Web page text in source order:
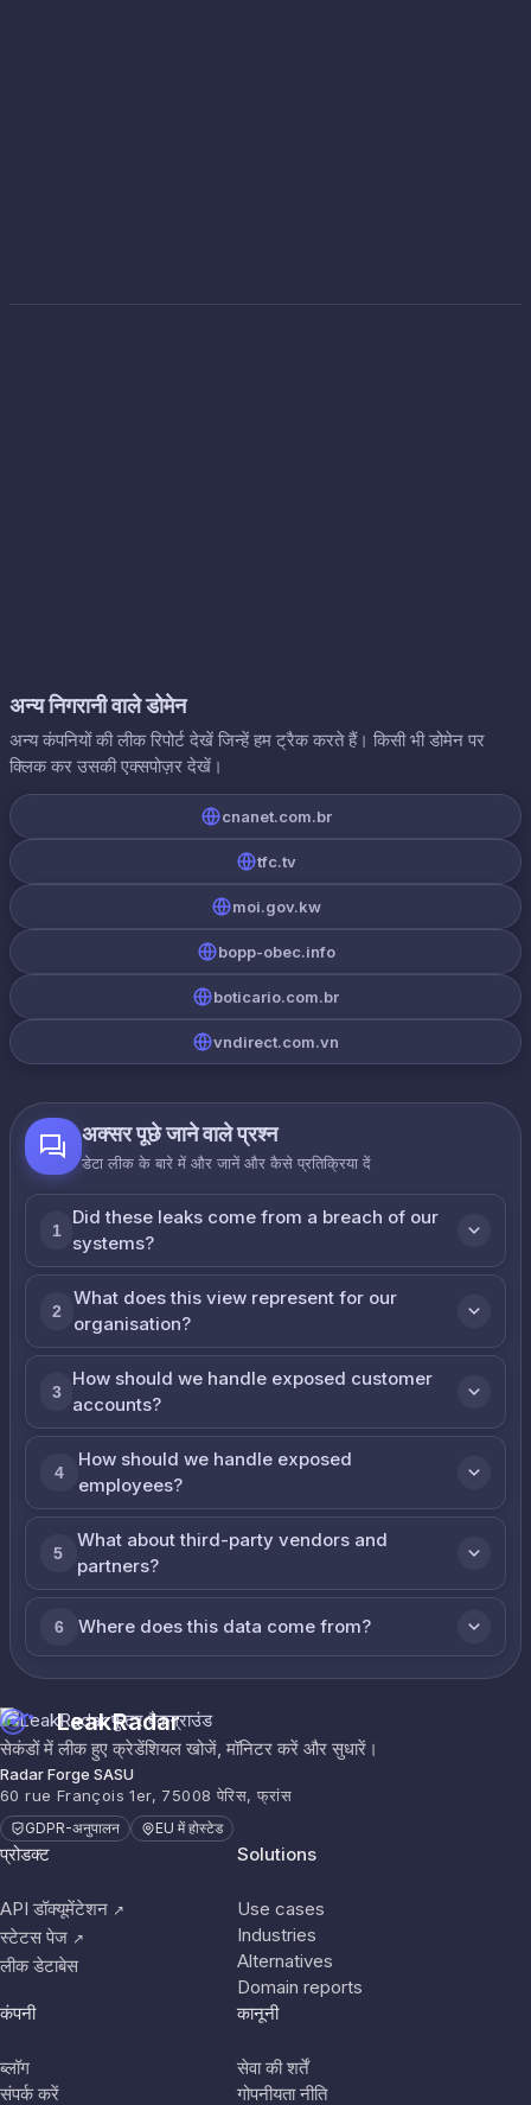
अन्य निगरानी वाले डोमेन
अन्य कंपनियों की लीक रिपोर्ट देखें जिन्हें हम ट्रैक करते हैं। किसी भी डोमेन पर
क्लिक कर उसकी एक्सपोज़र देखें।
cnanet.com.br
tfc.tv
moi.gov.kw
bopp-obec.info
boticario.com.br
vndirect.com.vn
अक्सर पूछे जाने वाले प्रश्न
डेटा लीक के बारे में और जानें और कैसे प्रतिक्रिया दें
1
Did these leaks come from a breach of our
systems?
2
What does this view represent for our
organisation?
3
How should we handle exposed customer
accounts?
4
How should we handle exposed
employees?
5
What about third-party vendors and
partners?
6 Where does this data come from?
LeakRadar
सेकंडों में लीक हुए क्रेडेंशियल खोजें, मॉनिटर करें और सुधारें।
Radar Forge SASU
60 rue François 1er, 75008 पेरिस, फ्रांस
GDPR-अनुपालन EU में होस्टेड
प्रोडक्ट
API डॉक्यूमेंटेशन ↗
स्टेटस पेज ↗
लीक डेटाबेस
Solutions
Use cases
Industries
Alternatives
Domain reports
कंपनी
ब्लॉग
संपर्क करें
कानूनी
सेवा की शर्तें
गोपनीयता नीति